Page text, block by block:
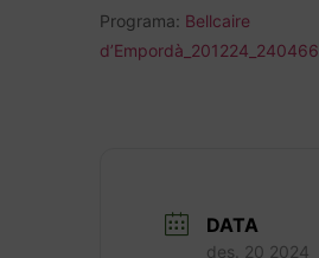
Programa: Bellcaire
d’Empordà_201224_240466
DATA
des. 20 2024